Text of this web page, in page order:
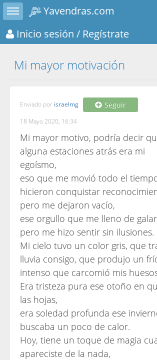
Toggle sidebar
Yavendras.com
Inicio sesión / Regístrate
Mi mayor motivación
Enviado por israelmg Seguir
18 Mayo 2020, 16:34
Mi mayor motivo, podría decir
alguna estaciones atrás era mi
egoísmo,
eso que me movió todo el
hicieron conquistar
pero me dejaron vacío,
ese orgullo que me lleno de
pero me hizo sentir sin ilusiones.
Mi cielo tuvo un color gris, que
lluvia consigo, que produjo un
intenso que carcomió mis
Era tristeza pura ese otoño en
las hojas,
era soledad profunda ese
buscaba un poco de calor.
Hoy, tiene un toque de magia
apareciste de la nada,